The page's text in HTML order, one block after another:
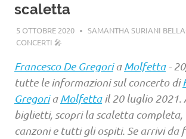
scaletta
5 OTTOBRE 2020
SAMANTHA SURIANI
CONCERTI 🎤
Francesco De GregoriaMolfetta-
tutte le informazioni sul concerto di
GregoriaMolfettail 20 luglio 2021.
biglietti, scopri la scaletta
canzoni e tutti gli ospiti. Se arrivi da